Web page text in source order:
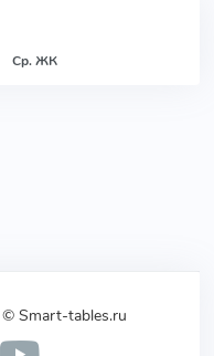
Ср. ЖК
Smart-tables.ru